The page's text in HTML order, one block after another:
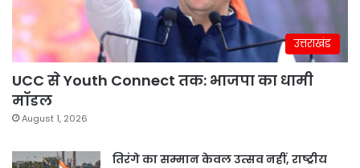
उत्तराखंड
UCC से Youth Connect तक: भाजपा का धामी
मॉडल
August 1, 2026
तिरंगे का सम्मान केवल उत्सव नहीं, राष्ट्रीय